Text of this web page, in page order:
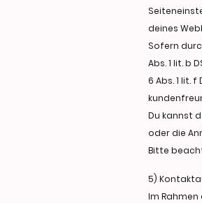
deines
Sofern
Abs. 1 lit. b
6 Abs. 1 lit.
Du kannst
oder die
Bitte
5)
Im